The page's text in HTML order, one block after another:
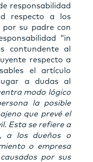
responsabilidad
respecto a los
por su padre con
“in
contundente al
respecto a
el artículo
a dudas al
modo lógico
la posible
que prevé el
Esta se refiere a
a los dueños o
o empresa
por sus